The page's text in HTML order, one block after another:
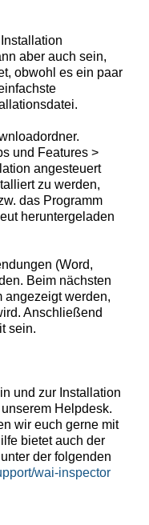
aber auch sein,
obwohl es ein paar
und Features >
angesteuert
zu werden,
das Programm
heruntergeladen
(Word,
Beim nächsten
angezeigt werden,
Anschließend
sein.
und zur Installation
Helpdesk.
wir euch gerne mit
bietet auch der
der folgenden
wai-inspector